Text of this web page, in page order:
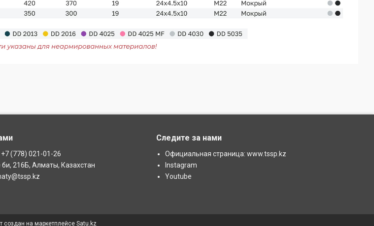
(778) 021-01-26
би, 216Б, Алматы, Казахстан
Следите за нами
Официальная страница: www.tssp.kz
Instagram
Youtube
создан на маркетплейсе Satu.kz